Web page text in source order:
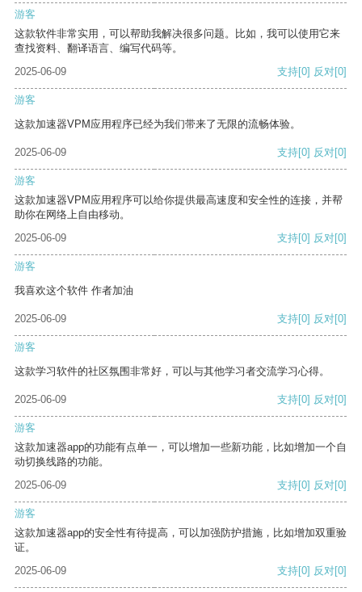
游客
这款软件非常实用，可以帮助我解决很多问题。比如，我可以使用它来
查找资料、翻译语言、编写代码等。
2025-06-09
支持[0] 反对[0]
游客
这款加速器VPM应用程序已经为我们带来了无限的流畅体验。
2025-06-09 支持[0] 反对[0]
游客
这款加速器VPM应用程序可以给你提供最高速度和安全性的连接，并帮
助你在网络上自由移动。
2025-06-09
支持[0] 反对[0]
游客
我喜欢这个软件 作者加油
2025-06-09 支持[0] 反对[0]
游客
这款学习软件的社区氛围非常好，可以与其他学习者交流学习心得。
2025-06-09 支持[0] 反对[0]
游客
这款加速器app的功能有点单一，可以增加一些新功能，比如增加一个自
动切换线路的功能。
2025-06-09
支持[0] 反对[0]
游客
这款加速器app的安全性有待提高，可以加强防护措施，比如增加双重验
证。
2025-06-09
支持[0] 反对[0]